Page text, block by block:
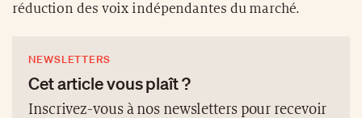
réduction des voix indépendantes du marché.
NEWSLETTERS
Cet article vous plaît ?
Inscrivez-vous à nos newsletters pour recevoir